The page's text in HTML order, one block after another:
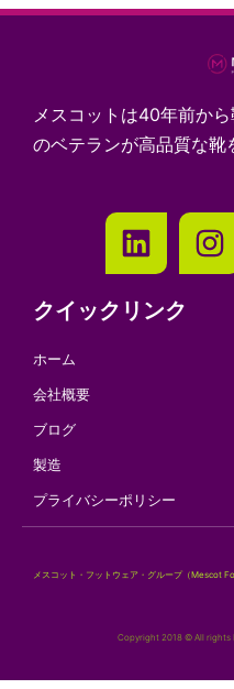
メスコットは40年前か
のベテランが高品質な靴
クイックリンク
ホーム
会社概要
ブログ
製造
プライバシーポリシー
メスコット・フットウェア・グループ（Mescot
Copyright 2018 © All rights